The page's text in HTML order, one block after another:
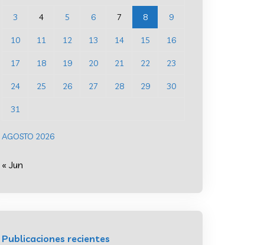
AGOSTO 2026
3 4 5 6 7 8 9
10 11 12 13 14 15 16
17 18 19 20 21 22 23
24 25 26 27 28 29 30
31
« Jun
Publicaciones recientes